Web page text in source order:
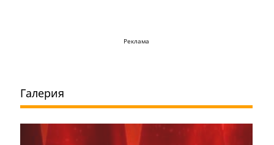
Реклама
Галерия